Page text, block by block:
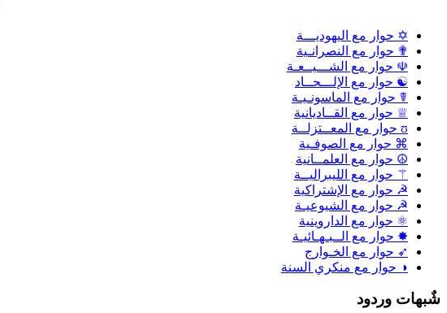
✡ حوار مع اليهوديـــة
✟ حوار مع النصرانـية
☫ حوار مع الشـــيــعـة
☯ حوار مع الإلـــحــاد
☤ حوار مع الماسونـيـة
♕ حوار مع القــاديانية
ʊ حوار مع المعــتزلــة
⌘ حوار مع الصوفـية
☮ حوار مع العلمــانية
⚚ حوار مع الليبراليــة
☭ حوار مع الإشتراكية
☭ حوار مع الشيوعيـة
⚛ حوار مع الداروينية
✸ حوار مع الــبـهـائيـة
➶ حوار مع الخـوارج
◑ حوار مع منكري السنة
شٌبهات وردود